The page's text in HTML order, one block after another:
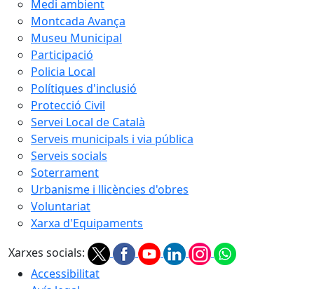
Medi ambient
Montcada Avança
Museu Municipal
Participació
Policia Local
Polítiques d'inclusió
Protecció Civil
Servei Local de Català
Serveis municipals i via pública
Serveis socials
Soterrament
Urbanisme i llicències d'obres
Voluntariat
Xarxa d'Equipaments
Xarxes socials:
Accessibilitat